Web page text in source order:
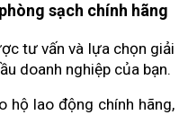
sạch chính hãng
tư vấn và lựa chọn giải
doanh nghiệp của bạn.
hộ lao động chính hãng,